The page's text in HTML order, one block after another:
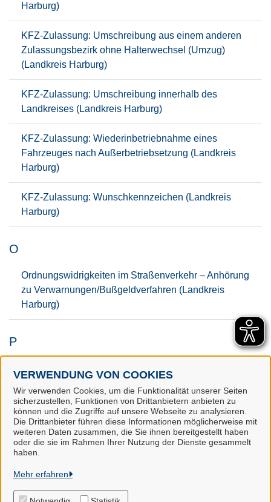
VERWENDUNG VON COOKIES
Wir verwenden Cookies, um die Funktionalität unserer Seiten
sicherzustellen, Funktionen von Drittanbietern anbieten zu
können und die Zugriffe auf unsere Webseite zu analysieren.
Die Drittanbieter führen diese Informationen möglicherweise mit
weiteren Daten zusammen, die Sie ihnen bereitgestellt haben
oder die sie im Rahmen Ihrer Nutzung der Dienste gesammelt
haben.
Mehr erfahren
Harburg)
KFZ-Zulassung: Umschreibung aus einem anderen
Zulassungsbezirk ohne Halterwechsel (Umzug)
(Landkreis Harburg)
KFZ-Zulassung: Umschreibung innerhalb des
Landkreises (Landkreis Harburg)
KFZ-Zulassung: Wiederinbetriebnahme eines
Fahrzeuges nach Außerbetriebsetzung (Landkreis
Harburg)
KFZ-Zulassung: Wunschkennzeichen (Landkreis
Harburg)
O
Ordnungswidrigkeiten im Straßenverkehr – Anhörung
zu Verwarnungen/Bußgeldverfahren (Landkreis
Harburg)
P
Samtgemeinde Salzhausen
Alle Rechte vorbehalten